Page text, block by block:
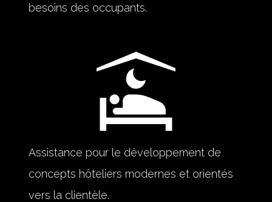
besoins des occupants.
Assistance pour le développement de
concepts hôteliers modernes et orientés
vers la clientèle.